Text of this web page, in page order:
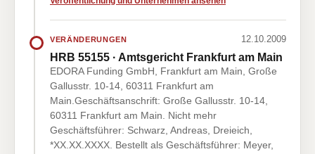
VERÄNDERUNGEN 12.10.2009
HRB 55155 · Amtsgericht Frankfurt am Main
EDORA Funding GmbH, Frankfurt am Main, Große
Gallusstr. 10-14, 60311 Frankfurt am
Main.Geschäftsanschrift: Große Gallusstr. 10-14,
60311 Frankfurt am Main. Nicht mehr
Geschäftsführer: Schwarz, Andreas, Dreieich,
*XX.XX.XXXX. Bestellt als Geschäftsführer: Meyer,